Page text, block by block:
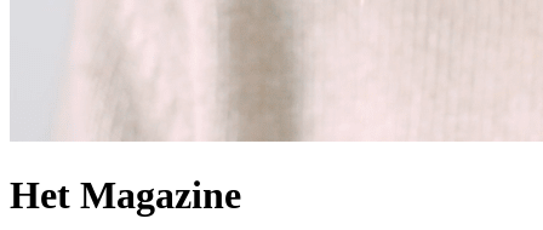
Het Magazine